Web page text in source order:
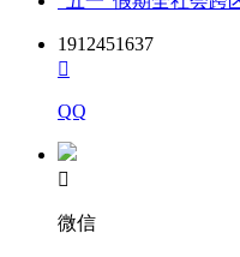
1912451637

QQ

微信